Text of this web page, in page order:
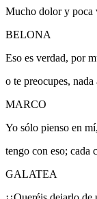
Mucho dolor y poca
BELONA
Eso es verdad, por
o te preocupes, nada
MARCO
Yo sólo pienso en
tengo con eso; cada
GALATEA